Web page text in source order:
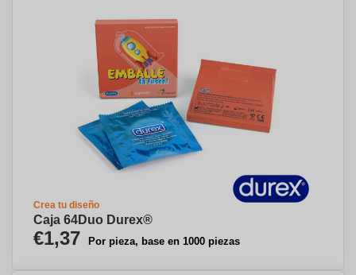
Crea tu diseño
Caja 64Duo Durex®
€1,37 Por pieza, base en 1000 piezas